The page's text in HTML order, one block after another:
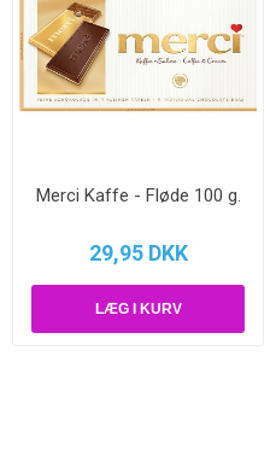
Merci Kaffe - Fløde 100 g.
29,95 DKK